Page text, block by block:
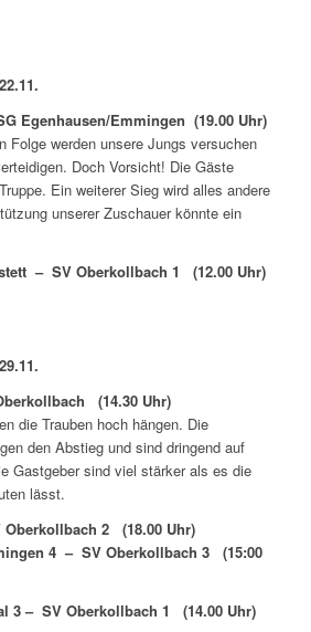
Egenhausen/Emmingen (19.00 Uhr)
Folge werden unsere Jungs versuchen
Doch Vorsicht! Die Gäste
Ein weiterer Sieg wird alles andere
unserer Zuschauer könnte ein
– SV Oberkollbach 1 (12.00 Uhr)
(14.30 Uhr)
die Trauben hoch hängen. Die
den Abstieg und sind dringend auf
Gastgeber sind viel stärker als es die
lässt.
2 (18.00 Uhr)
4 – SV Oberkollbach 3 (15:00
3 – SV Oberkollbach 1 (14.00 Uhr)